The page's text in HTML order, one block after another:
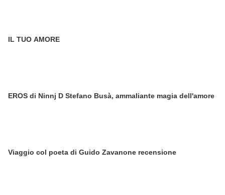
IL TUO AMORE
EROS di Ninnj D Stefano Busà, ammaliante magia dell'amore
Viaggio col poeta di Guido Zavanone recensione